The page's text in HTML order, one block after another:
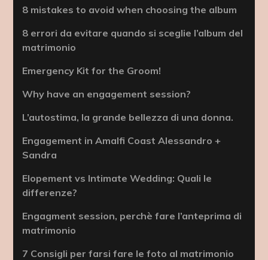
8 mistakes to avoid when choosing the album
8 errori da evitare quando si sceglie l’album del
matrimonio
Emergency Kit for the Groom!
Why have an engagement session?
L’autostima, la grande bellezza di una donna.
Engagement in Amalfi Coast Alessandro +
Sandra
Elopement vs Intimate Wedding: Quali le
differenze?
Engagment session, perchè fare l’anteprima di
matrimonio
7 Consigli per farsi fare le foto al matrimonio